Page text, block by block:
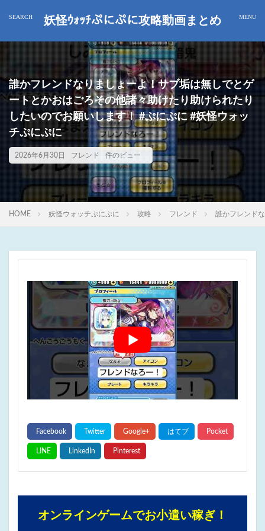
妖怪ｳｫｯﾁぷにぷに攻略動画まとめ
誰かフレンドなりましょーよ！サブ垢は無しでとゲ
ートとかおはごろその他諸々助けたり助けられたり
したいのでお願いします！ #ぷにぷに #妖怪ウォッ
チぷにぷに
2026年6月30日 フレンド 件のビュー
HOME 妖怪ウォッチぷにぷに 攻略 フレンド 誰かフレンド
オンラインゲームでお小遣い稼ぎ！